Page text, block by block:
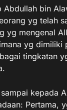
Abdullah bin
yg telah
yg mengenal
yg dimiliki
tingkatan
kepada
Pertama,